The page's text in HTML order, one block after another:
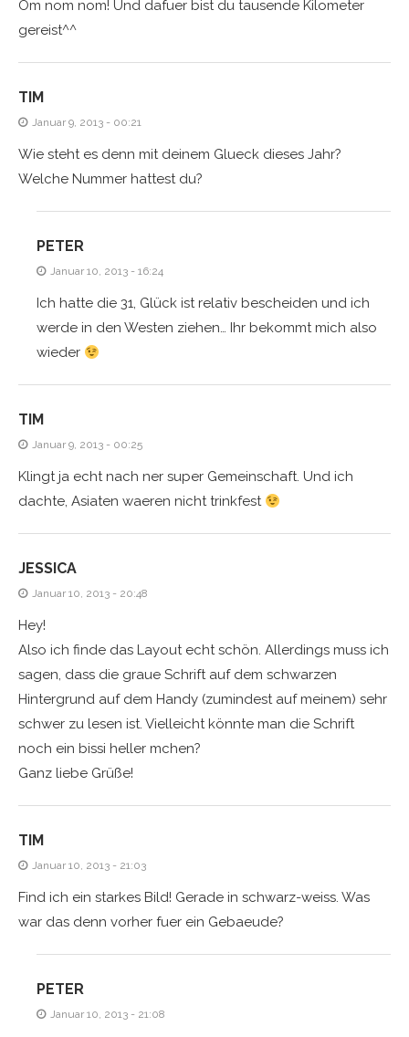
Om nom nom! Und dafuer bist du tausende Kilometer
gereist^^
TIM
Januar 9, 2013 - 00:21
Wie steht es denn mit deinem Glueck dieses Jahr?
Welche Nummer hattest du?
PETER
Januar 10, 2013 - 16:24
Ich hatte die 31, Glück ist relativ bescheiden und ich
werde in den Westen ziehen… Ihr bekommt mich also
wieder
TIM
Januar 9, 2013 - 00:25
Klingt ja echt nach ner super Gemeinschaft. Und ich
dachte, Asiaten waeren nicht trinkfest
JESSICA
Januar 10, 2013 - 20:48
Hey!
Also ich finde das Layout echt schön. Allerdings muss ich
sagen, dass die graue Schrift auf dem schwarzen
Hintergrund auf dem Handy (zumindest auf meinem) sehr
schwer zu lesen ist. Vielleicht könnte man die Schrift
noch ein bissi heller mchen?
Ganz liebe Grüße!
TIM
Januar 10, 2013 - 21:03
Find ich ein starkes Bild! Gerade in schwarz-weiss. Was
war das denn vorher fuer ein Gebaeude?
PETER
Januar 10, 2013 - 21:08